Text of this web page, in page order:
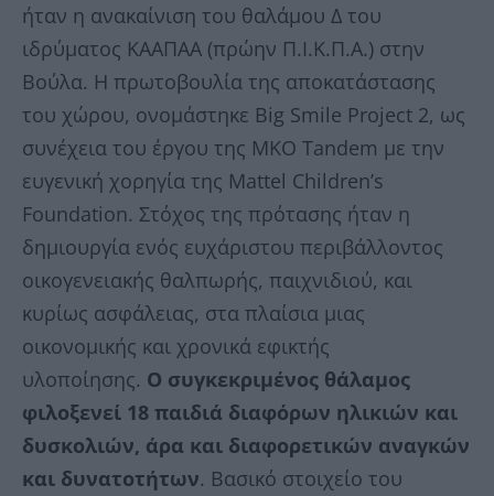
ήταν η ανακαίνιση του θαλάμου Δ του
ιδρύματος ΚΑΑΠΑΑ (πρώην Π.Ι.Κ.Π.Α.) στην
Βούλα. Η πρωτοβουλία της αποκατάστασης
του χώρου, ονομάστηκε Big Smile Project 2, ως
συνέχεια του έργου της ΜΚΟ Tandem με την
ευγενική χορηγία της Mattel Children’s
Foundation. Στόχος της πρότασης ήταν η
δημιουργία ενός ευχάριστου περιβάλλοντος
οικογενειακής θαλπωρής, παιχνιδιού, και
κυρίως ασφάλειας, στα πλαίσια μιας
οικονομικής και χρονικά εφικτής
υλοποίησης. Ο συγκεκριμένος θάλαμος
φιλοξενεί 18 παιδιά διαφόρων ηλικιών και
δυσκολιών, άρα και διαφορετικών αναγκών
και δυνατοτήτων. Βασικό στοιχείο του